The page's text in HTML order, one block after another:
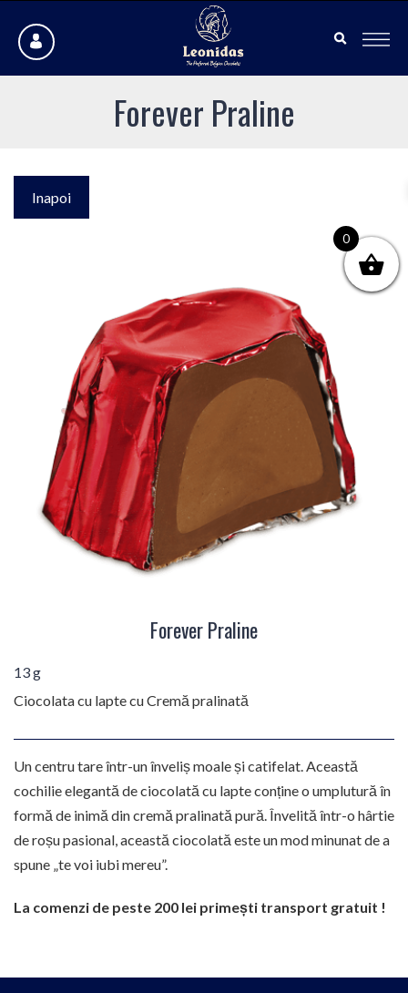
Forever Praline
Inapoi
Forever Praline
13 g
Ciocolata cu lapte cu Cremă pralinată
Un centru tare într-un înveliș moale și catifelat. Această
cochilie elegantă de ciocolată cu lapte conține o umplutură în
formă de inimă din cremă pralinată pură. Învelită într-o hârtie
de roșu pasional, această ciocolată este un mod minunat de a
spune „te voi iubi mereu”.
La comenzi de peste 200 lei primești transport gratuit !
0